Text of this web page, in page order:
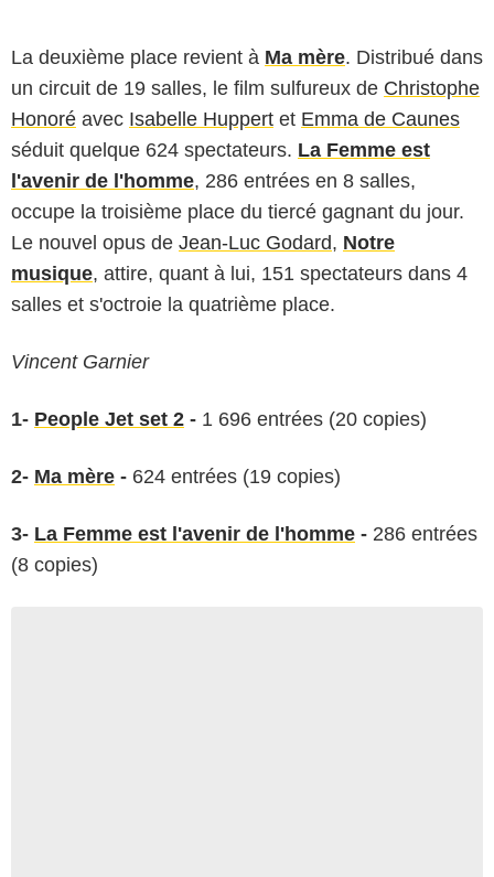
La deuxième place revient à Ma mère. Distribué dans
un circuit de 19 salles, le film sulfureux de Christophe
Honoré avec Isabelle Huppert et Emma de Caunes
séduit quelque 624 spectateurs. La Femme est
l'avenir de l'homme, 286 entrées en 8 salles,
occupe la troisième place du tiercé gagnant du jour.
Le nouvel opus de Jean-Luc Godard, Notre
musique, attire, quant à lui, 151 spectateurs dans 4
salles et s'octroie la quatrième place.
Vincent Garnier
1- People Jet set 2 - 1 696 entrées (20 copies)
2- Ma mère - 624 entrées (19 copies)
3- La Femme est l'avenir de l'homme - 286 entrées
(8 copies)